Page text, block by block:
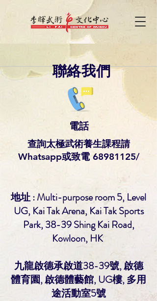
​聯絡我們
​電話
查詢太極武術養生課程請
Whatsapp或致電 68981125/
地址 : Multi-purpose room 5, Level
UG, Kai Tak Arena, Kai Tak Sports
Park, 38-39 Shing Kai Road,
Kowloon, HK
九龍啟德承啟道38-39號, 啟德
體育園, 啟德體藝館, UG樓, 多用
途活動室5號